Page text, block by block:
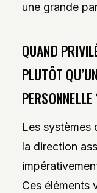
une grande
QUAND
PLUTÔT
PERSONNELLE
Les systèmes
la direction
Ces éléments